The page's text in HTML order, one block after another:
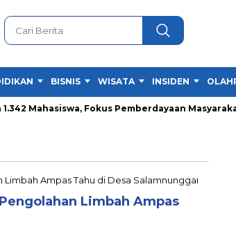
BISNIS WISATA INSIDEN
Mahasiswa, Fokus Pemberdayaan Masyarakat
Limbah Ampas